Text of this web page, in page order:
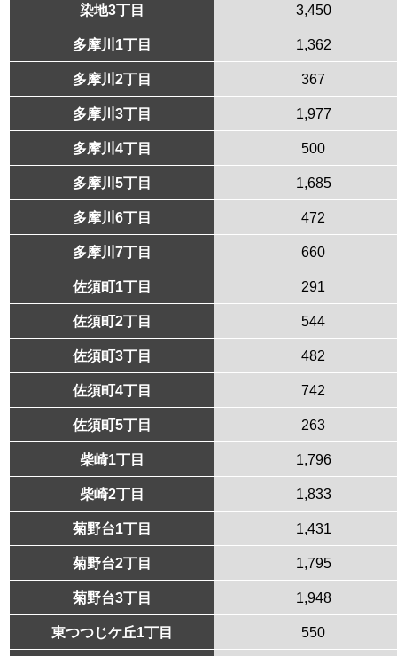
染地3丁目 3,450
多摩川1丁目 1,362
多摩川2丁目 367
多摩川3丁目 1,977
多摩川4丁目 500
多摩川5丁目 1,685
多摩川6丁目 472
多摩川7丁目 660
佐須町1丁目 291
佐須町2丁目 544
佐須町3丁目 482
佐須町4丁目 742
佐須町5丁目 263
柴崎1丁目 1,796
柴崎2丁目 1,833
菊野台1丁目 1,431
菊野台2丁目 1,795
菊野台3丁目 1,948
東つつじケ丘1丁目 550